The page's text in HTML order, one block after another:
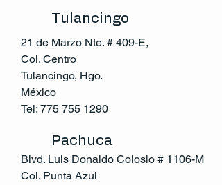
Tulancingo
21 de Marzo Nte. # 409-E,
Col. Centro
Tulancingo, Hgo.
México
Tel: 775 755 1290
Pachuca
Blvd. Luis Donaldo Colosio # 1106-M
Col. Punta Azul